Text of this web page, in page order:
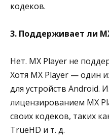
кодеков.
3. Поддерживает ли
Нет. MX Player не
Хотя MX Player — один
для устройств Android.
лицензированием MX
своих кодеков, таких
TrueHD и т. д.